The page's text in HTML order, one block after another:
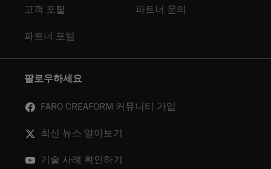
고객 포털 파트너 문의
파트너 포털
팔로우하세요
FARO CREAFORM 커뮤니티 가입
최신 뉴스 알아보기
기술 사례 확인하기